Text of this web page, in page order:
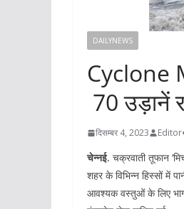
DAILYNEWS
Cyclone
70 उड़ानें
दिसम्बर 4, 2023 Editor
चेन्नई. चक्रवाती तूफान
शहर के विभिन्न हिस्सों में
आवश्यक वस्तुओं के लिए